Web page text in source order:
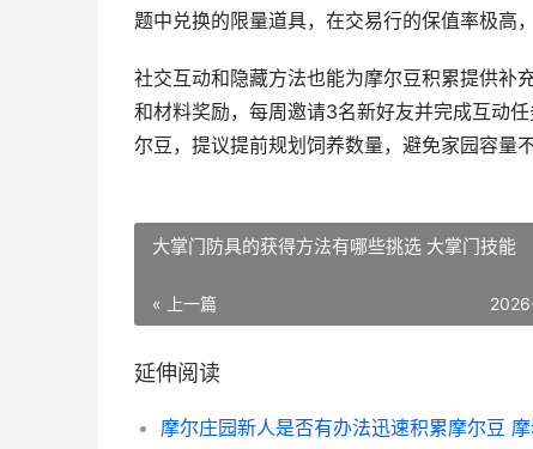
题中兑换的限量道具，在交易行的保值率极高
社交互动和隐藏方法也能为摩尔豆积累提供补
和材料奖励，每周邀请3名新好友并完成互动
尔豆，提议提前规划饲养数量，避免家园容量
大掌门防具的获得方法有哪些挑选 大掌门技能
« 上一篇
延伸阅读